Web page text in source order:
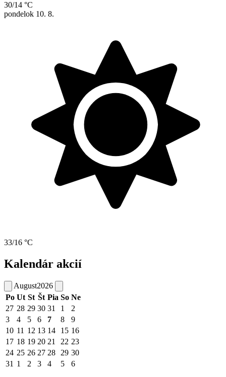
30/14 °C
pondelok 10. 8.
33/16 °C
Kalendár akcií
August2026
Po Ut St Št Pia So Ne
27 28 29 30 31 1
2
3
4 5 6 7 8
9
10 11 12 13 14 15 16
17 18 19 20 21 22 23
24 25 26 27 28 29 30
31 1 2 3 4 5 6